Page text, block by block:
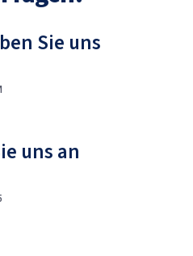
Sie uns
uns an